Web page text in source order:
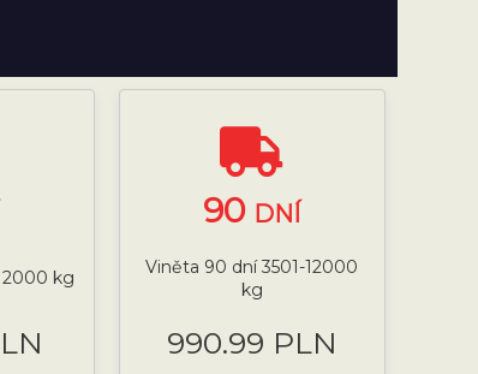
kg
90 DNÍ
Viněta 90 dní 3501-12000
kg
990.99 PLN